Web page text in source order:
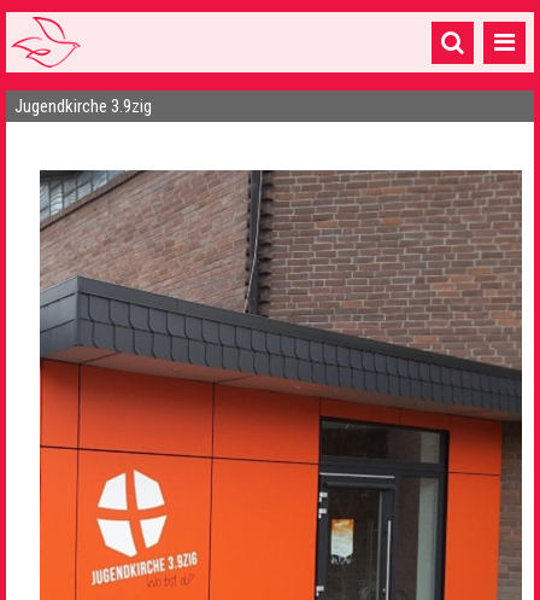
Startseite
16 Gemeinden & mehr
Gottesdienste & Sinnsuche
Sakramente & Feste
Gemeinschaft & Soziales
Musik& Kultur
Seelsorge & Kontakt
Jugendkirche 3.9zig